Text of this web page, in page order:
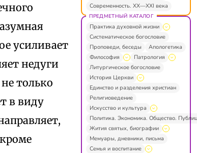
усиливает
недуги
только
в виду
Современность. XX—XXI века
ПРЕДМЕТНЫЙ КАТАЛОГ
Практика духовной жизни
Систематическое богословие
Проповеди, беседы
Апологетика
Философия
Патрология
Литургическое богословие
История Церкви
Единство и разделения христиан
Религиоведение
Искусство и культура
Политика. Экономика. Общество.
Жития святых, биографии
Мемуары, дневники, письма
Семья и воспитание